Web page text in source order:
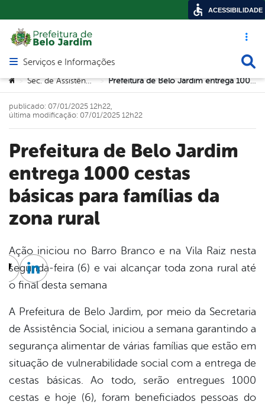
Acesso
Abrir menu principal de navegação
Serviços e Informações
Você está aqui:
> Sec. de Assistência Social > Prefeitura de Belo Jardim entrega 1000 cestas básicas para famílias da zona rural
Prefeitura de Belo Jardim
entrega 1000 cestas
básicas para famílias da
zona rural
publicado: 07/01/2025 12h22,
última modificação: 07/01/2025 12h22
Ação iniciou no Barro Branco e na Vila Raiz nesta
segunda-feira (6) e vai alcançar toda zona rural até
o final desta semana
A Prefeitura de Belo Jardim, por meio da Secretaria
de Assistência Social, iniciou a semana garantindo a
segurança alimentar de várias famílias que estão em
situação de vulnerabilidade social com a entrega de
cestas básicas. Ao todo, serão entregues 1000
cestas e hoje (6), foram beneficiados pessoas do
Twitter
Linkedin
ACESSIBILIDADE